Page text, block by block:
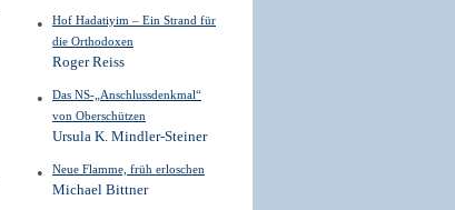
Hof Hadatiyim – Ein Strand für
die Orthodoxen
Roger Reiss
Das NS-„Anschlussdenkmal“
von Oberschützen
Ursula K. Mindler-Steiner
Neue Flamme, früh erloschen
Michael Bittner